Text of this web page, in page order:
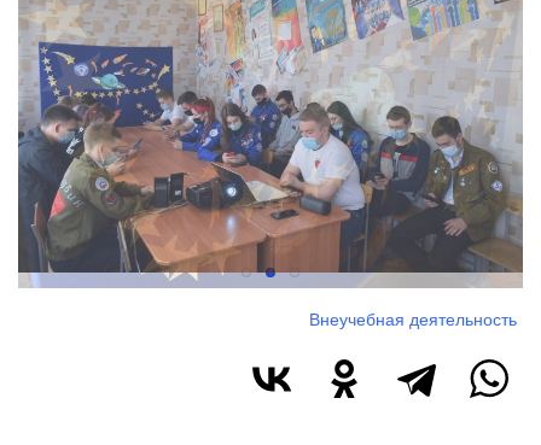
Внеучебная деятельность